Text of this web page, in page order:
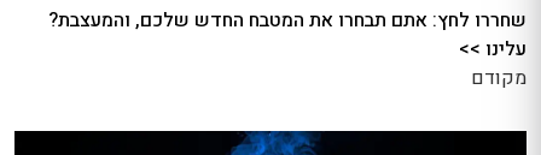
שחררו לחץ: אתם תבחרו את המטבח החדש שלכם, והמעצבת?
עלינו >>
מקודם